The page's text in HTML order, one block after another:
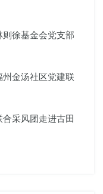
徐基金会党支部
金汤社区党建联
采风团走进古田